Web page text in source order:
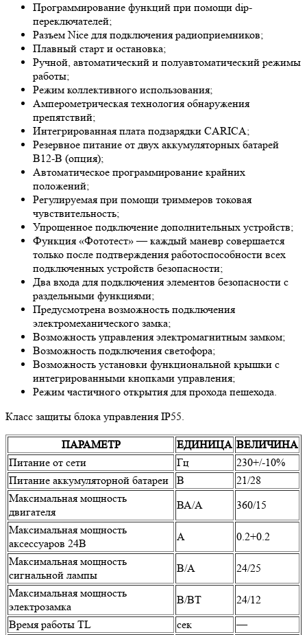
Программирование функций при помощи dip-
переключателей;
Разъем Nice для подключения радиоприемников;
Плавный старт и остановка;
Ручной, автоматический и полуавтоматический режимы
работы;
Режим коллективного использования;
Амперометрическая технология обнаружения
препятствий;
Интегрированная плата подзарядки CARICA;
Резервное питание от двух аккумуляторных батарей
B12-B (опция);
Автоматическое программирование крайних
положений;
Регулируемая при помощи триммеров токовая
чувствительность;
Упрощенное подключение дополнительных устройств;
Функция «Фототест» — каждый маневр совершается
только после подтверждения работоспособности всех
подключенных устройств безопасности;
Два входа для подключения элементов безопасности с
раздельными функциями;
Предусмотрена возможность подключения
электромеханического замка;
Возможность управления электромагнитным замком;
Возможность подключения светофора;
Возможность установки функциональной крышки с
интегрированными кнопками управления;
Режим частичного открытия для прохода пешехода.
Класс защиты блока управления IP55.
ПАРАМЕТР ЕДИНИЦА ВЕЛИЧИНА
Питание от сети
Гц
230+/-10%
Питание аккумуляторной батареи
В
21/28
Максимальная мощность
двигателя
ВА/А
360/15
Максимальная мощность
аксессуаров 24В
А
0.2+0.2
Максимальная мощность
сигнальной лампы
В/А
24/25
Максимальная мощность
электрозамка
В/ВТ
24/12
Время работы TL
сек
—